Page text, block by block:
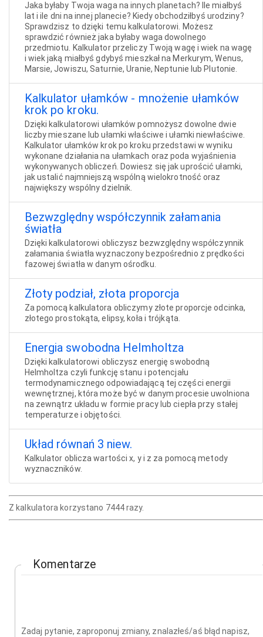
Jaka byłaby Twoja waga na innych planetach? Ile miałbyś
lat i ile dni na innej planecie? Kiedy obchodziłbyś urodziny?
Sprawdzisz to dzięki temu kalkulatorowi. Możesz
sprawdzić również jaka byłaby waga dowolnego
przedmiotu. Kalkulator przeliczy Twoją wagę i wiek na wagę
i wiek jaką miałbyś gdybyś mieszkał na Merkurym, Wenus,
Marsie, Jowiszu, Saturnie, Uranie, Neptunie lub Plutonie.
Kalkulator ułamków - mnożenie ułamków
krok po kroku.
Dzięki kalkulatorowi ułamków pomnożysz dowolne dwie
liczby mieszane lub ułamki właściwe i ułamki niewłaściwe.
Kalkulator ułamków krok po kroku przedstawi w wyniku
wykonane działania na ułamkach oraz poda wyjaśnienia
wykonywanych obliczeń. Dowiesz się jak uprościć ułamki,
jak ustalić najmniejszą wspólną wielokrotność oraz
największy wspólny dzielnik.
Bezwzględny współczynnik załamania
światła
Dzięki kalkulatorowi obliczysz bezwzględny współczynnik
załamania światła wyznaczony bezpośrednio z prędkości
fazowej światła w danym ośrodku.
Złoty podział, złota proporcja
Za pomocą kalkulatora obliczymy złote proporcje odcinka,
złotego prostokąta, elipsy, koła i trójkąta.
Energia swobodna Helmholtza
Dzięki kalkulatorowi obliczysz energię swobodną
Helmholtza czyli funkcję stanu i potencjału
termodynamicznego odpowiadającą tej części energii
wewnętrznej, która może być w danym procesie uwolniona
na zewnątrz układu w formie pracy lub ciepła przy stałej
temperaturze i objętości.
Układ równań 3 niew.
Kalkulator oblicza wartości x, y i z za pomocą metody
wyznaczników.
Z kalkulatora korzystano 7444 razy.
Komentarze
Zadaj pytanie, zaproponuj zmiany, znalazłeś/aś błąd napisz,